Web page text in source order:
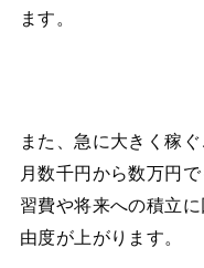
ます。
また、急に大きく稼
月数千円から数万円
習費や将来への積立
由度が上がります。